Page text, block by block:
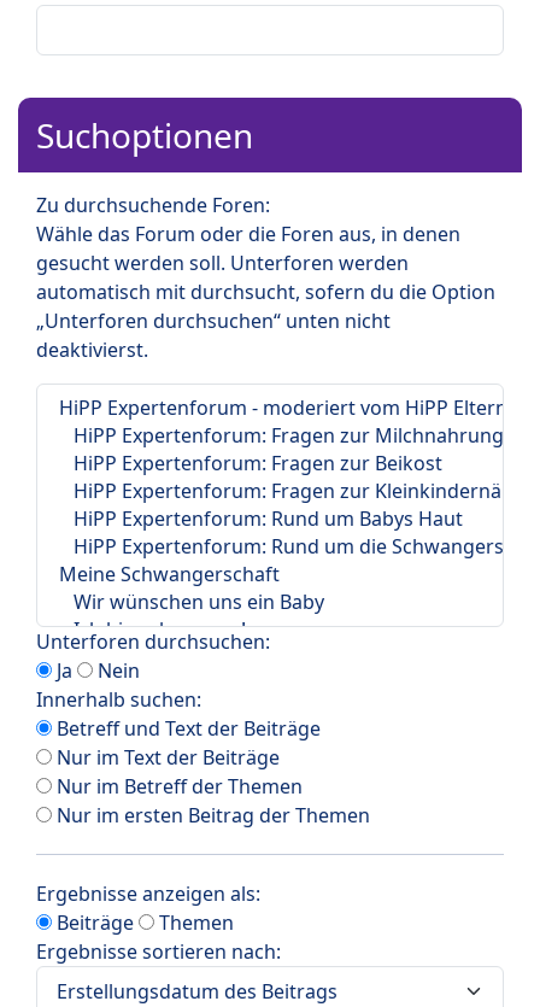
Suchoptionen
Zu durchsuchende Foren:
Wähle das Forum oder die Foren aus, in denen
gesucht werden soll. Unterforen werden
automatisch mit durchsucht, sofern du die Option
„Unterforen durchsuchen“ unten nicht
deaktivierst.
Unterforen durchsuchen:
Ja
Nein
Innerhalb suchen:
Betreff und Text der Beiträge
Nur im Text der Beiträge
Nur im Betreff der Themen
Nur im ersten Beitrag der Themen
Ergebnisse anzeigen als:
Beiträge
Themen
Ergebnisse sortieren nach: